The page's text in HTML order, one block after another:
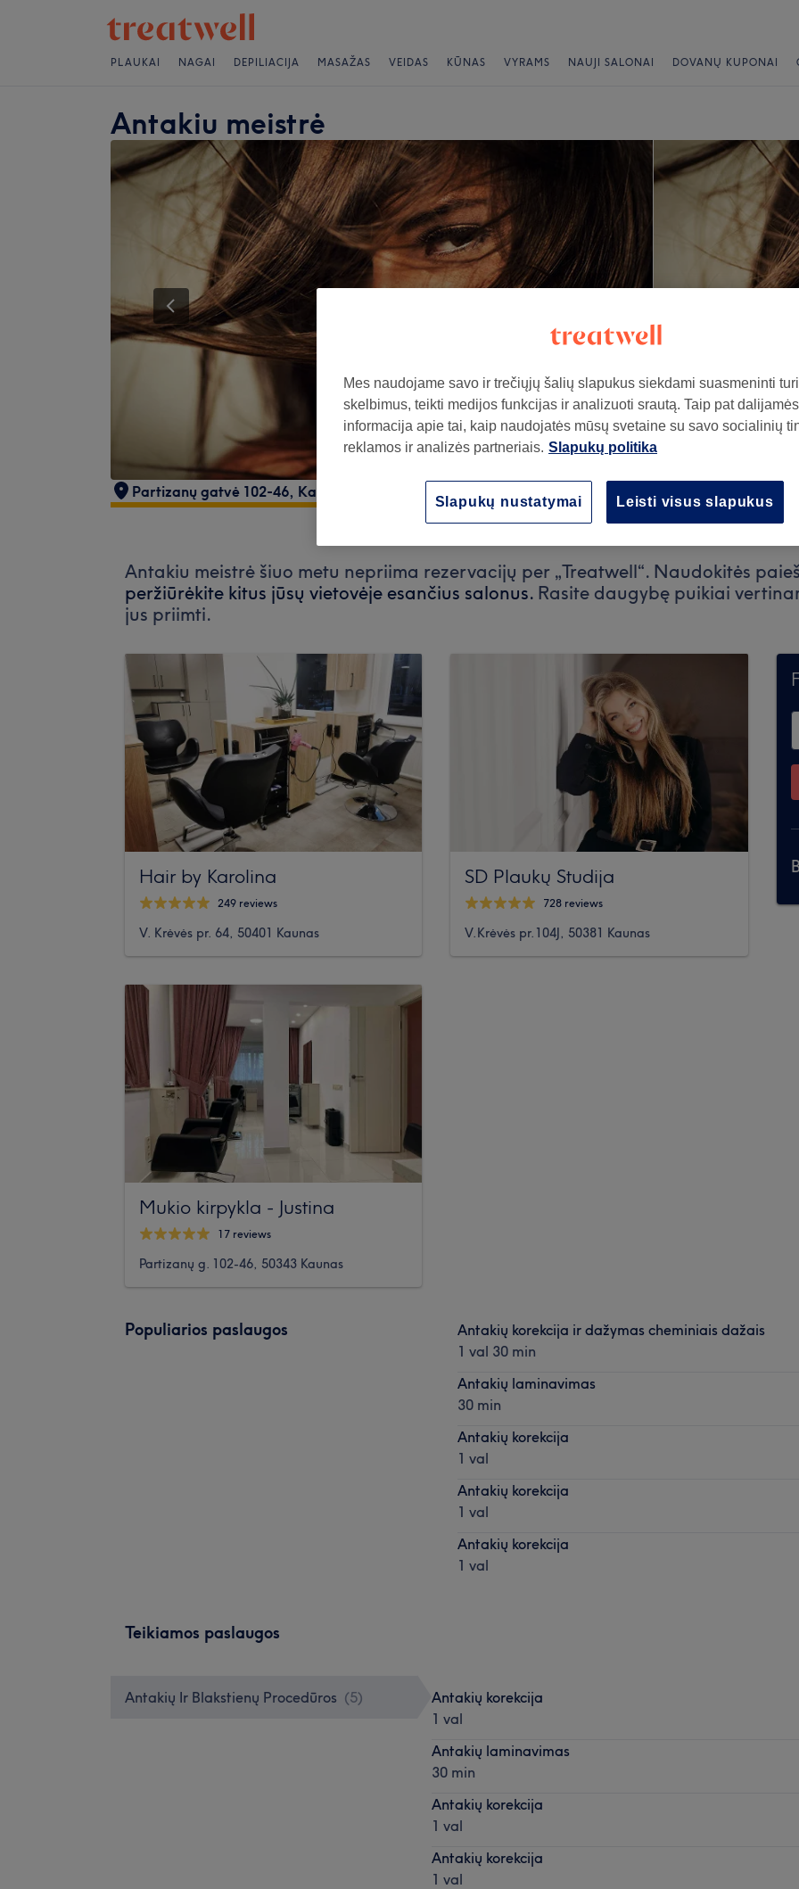
PLAUKAI NAGAI DEPILIACIJA MASAŽAS VEIDAS KŪNAS VYRAMS NAUJI SALONAI DOVANŲ KUPONAI
Antakiu meistrė
Partizanų gatvė 102-46, Kaunas
Antakiu meistrė šiuo metu nepriima rezervacijų per „Treatwell“. Naudokitės
peržiūrėkite kitus jūsų vietovėje esančius salonus. Rasite daugybę puikiai
jus priimti.
Hair by Karolina
249 reviews
V. Krėvės pr. 64, 50401 Kaunas
Mukio kirpykla - Justina
17 reviews
Partizanų g. 102-46, 50343 Kaunas
SD Plaukų Studija
728 reviews
V.Krėvės pr.104J, 50381 Kaunas
Populiarios paslaugos
Antakių korekcija ir dažymas cheminiais dažais
1 val 30 min
Antakių laminavimas
30 min
Antakių korekcija
1 val
Antakių korekcija
1 val
Antakių korekcija
1 val
Teikiamos paslaugos
Antakių Ir Blakstienų Procedūros (5)
Antakių korekcija
1 val
Antakių laminavimas
30 min
Antakių korekcija
1 val
Antakių korekcija
1 val
Mes naudojame savo ir trečiųjų šalių slapukus siekdami suasmeninti
skelbimus, teikti medijos funkcijas ir analizuoti srautą. Taip pat dalijamės
informacija apie tai, kaip naudojatės mūsų svetaine su savo socialinių
reklamos ir analizės partneriais. Slapukų politika
Leisti visus slapukus
Slapukų nustatymai